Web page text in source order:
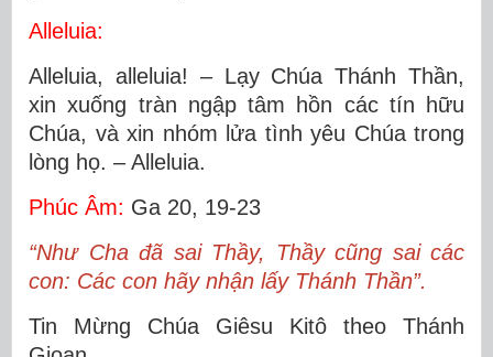
Alleluia:
Alleluia, alleluia! – Lạy Chúa Thánh Thần,
xin xuống tràn ngập tâm hồn các tín hữu
Chúa, và xin nhóm lửa tình yêu Chúa trong
lòng họ. – Alleluia.
Phúc Âm: Ga 20, 19-23
“Như Cha đã sai Thầy, Thầy cũng sai các
con: Các con hãy nhận lấy Thánh Thần”.
Tin Mừng Chúa Giêsu Kitô theo Thánh